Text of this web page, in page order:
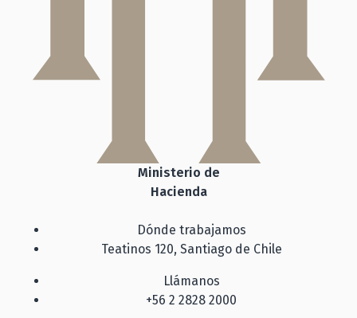
Ministerio de
Hacienda
Dónde trabajamos
Teatinos 120, Santiago de Chile
Llámanos
+56 2 2828 2000